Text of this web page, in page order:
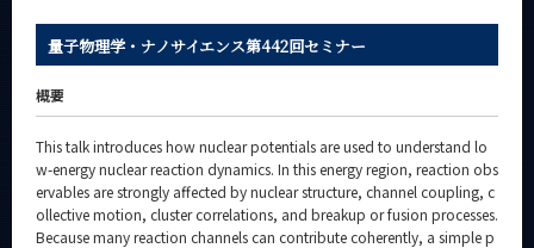
量子物理学・ナノサイエンス第442回セミナー
概要
This talk introduces how nuclear potentials are used to understand lo
w-energy nuclear reaction dynamics. In this energy region, reaction obs
ervables are strongly affected by nuclear structure, channel coupling, c
ollective motion, cluster correlations, and breakup or fusion processes.
Because many reaction channels can contribute coherently, a simple p
サイト構成
CLOSE